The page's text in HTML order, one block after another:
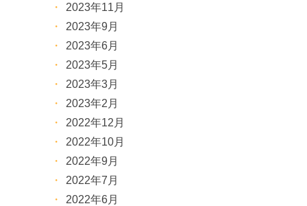
2023年11月
2023年9月
2023年6月
2023年5月
2023年3月
2023年2月
2022年12月
2022年10月
2022年9月
2022年7月
2022年6月